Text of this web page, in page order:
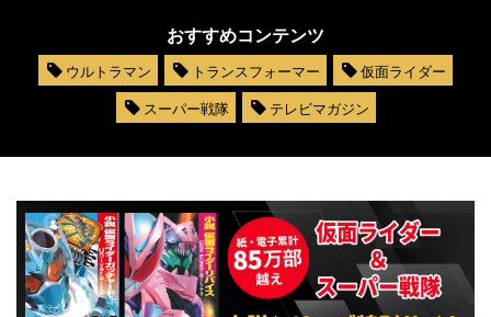
おすすめコンテンツ
ウルトラマン トランスフォーマー
仮面ライダー
スーパー戦隊
テレビマガジン